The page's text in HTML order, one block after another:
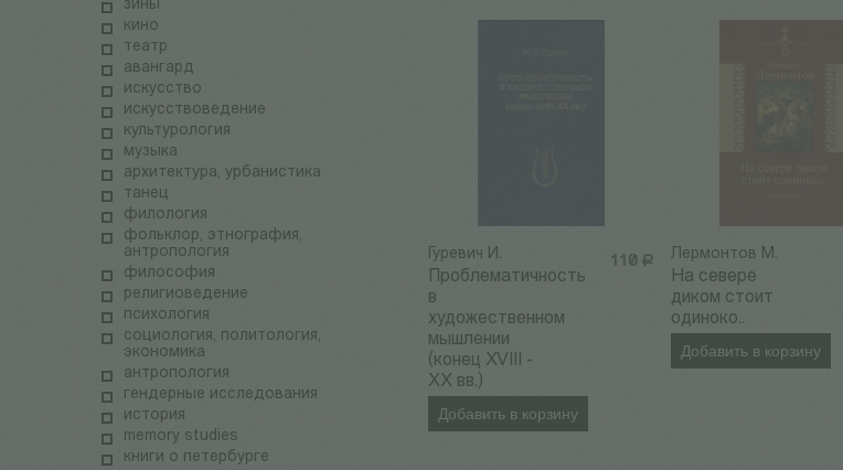
зины
кино
театр
авангард
искусство
искусствоведение
культурология
музыка
архитектура, урбанистика
танец
филология
фольклор, этнография,
антропология
философия
религиоведение
психология
социология, политология,
экономика
антропология
гендерные исследования
история
memory studies
книги о петербурге
110 Р
Гуревич И.
Проблематичность
в
художественном
мышлении
(конец XVIII -
XX вв.)
Добавить в корзину
Лермонтов М.
На севере
диком стоит
одиноко..
Добавить в корзину